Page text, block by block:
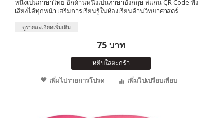
หนึ่งเป็นภาษาไทย อีกด้านหนึ่งเป็นภาษาอังกฤษ สแกน QR Code ฟัง
เสียงได้ทุกหน้า เสริมการเรียนรู้ในห้องเรียนด้านวิทยาศาสตร์
ดูรายละเอียดเพิ่มเติม
75 บาท
หยิบใส่ตะกร้า
เพิ่มไปรายการโปรด
เพิ่มไปเปรียบเทียบ